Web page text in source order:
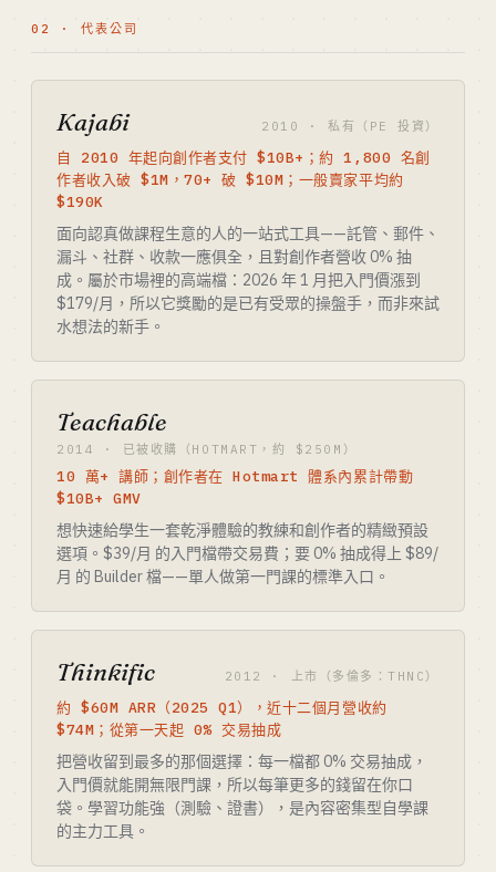
02 · 代表公司
Kajabi 2010 · 私有（PE 投資）
自 2010 年起向創作者支付 $10B+；約 1,800 名創
作者收入破 $1M，70+ 破 $10M；一般賣家平均約
$190K
面向認真做課程生意的人的一站式工具——託管、郵件、
漏斗、社群、收款一應俱全，且對創作者營收 0% 抽
成。屬於市場裡的高端檔：2026 年 1 月把入門價漲到
$179/月，所以它獎勵的是已有受眾的操盤手，而非來試
水想法的新手。
Teachable
2014 · 已被收購（HOTMART，約 $250M）
10 萬+ 講師；創作者在 Hotmart 體系內累計帶動
$10B+ GMV
想快速給學生一套乾淨體驗的教練和創作者的精緻預設
選項。$39/月 的入門檔帶交易費；要 0% 抽成得上 $89/
月 的 Builder 檔——單人做第一門課的標準入口。
Thinkific 2012 · 上市（多倫多：THNC）
約 $60M ARR（2025 Q1），近十二個月營收約
$74M；從第一天起 0% 交易抽成
把營收留到最多的那個選擇：每一檔都 0% 交易抽成，
入門價就能開無限門課，所以每筆更多的錢留在你口
袋。學習功能強（測驗、證書），是內容密集型自學課
的主力工具。